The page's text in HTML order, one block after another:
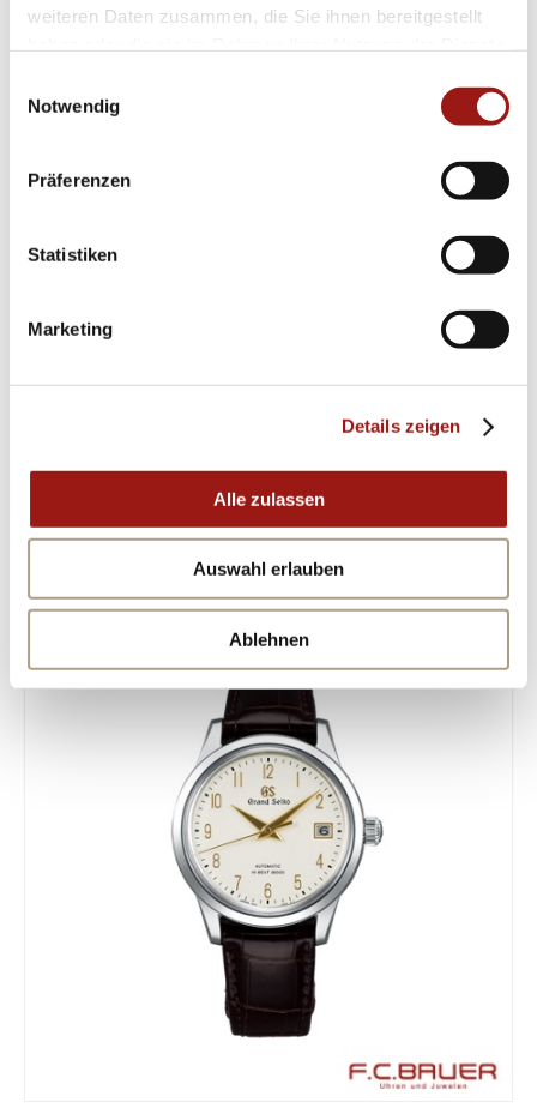
weiteren Daten zusammen, die Sie ihnen bereitgestellt
Notwendig
Präferenzen
Statistiken
Marketing
Details zeigen
Alle zulassen
Auswahl erlauben
Ablehnen